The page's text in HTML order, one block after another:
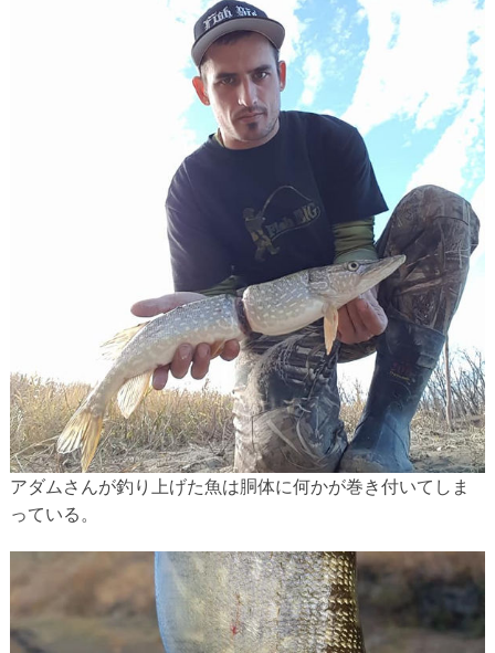
アダムさんが釣り上げた魚は胴体に何かが巻き付いてしま
っている。